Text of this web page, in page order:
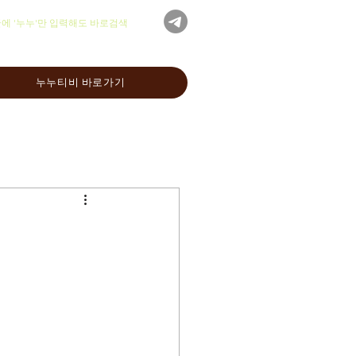
'누누'만 입력해도 바로검색
누누티비 바로가기